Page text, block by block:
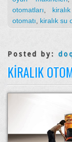
otomatları
otomatı
kiralık su
Posted by:
KIRALIK